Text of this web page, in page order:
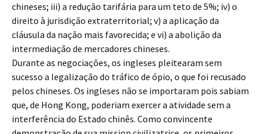
chineses; iii) a redução tarifária para um teto de 5%; iv) o
direito à jurisdição extraterritorial; v) a aplicação da
cláusula da nação mais favorecida; e vi) a abolição da
intermediação de mercadores chineses.
Durante as negociações, os ingleses pleitearam sem
sucesso a legalização do tráfico de ópio, o que foi recusado
pelos chineses. Os ingleses não se importaram pois sabiam
que, de Hong Kong, poderiam exercer a atividade sem a
interferência do Estado chinês. Como convincente